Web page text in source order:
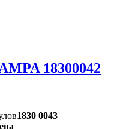
18300042
1830 0043